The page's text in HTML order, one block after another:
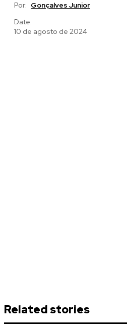
Por: Gonçalves Junior
Date:
10 de agosto de 2024
Related stories